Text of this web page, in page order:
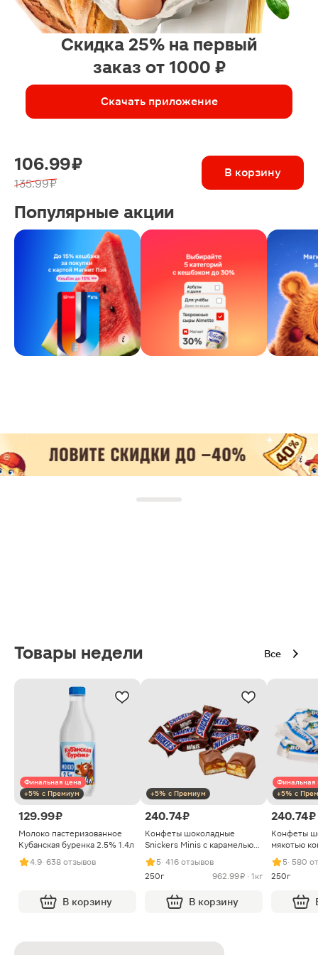
Скидка 25% на первый
заказ от 1000 ₽
Скачать приложение
106.99 ₽
135.99 ₽
В корзину
Популярные акции
Товары недели Все
Финальная цена
+5% с Премиум
129.99 ₽
Молоко пастеризованное
Кубанская буренка 2.5% 1.4л
4.9· 638 отзывов
В корзину
+5% с Премиум
240.74 ₽
Конфеты шоколадные
Snickers Minis с карамелью
арахисом и нугой
5· 416 отзывов
250г
962.99 ₽ · 1кг
В корзину
Финальная
+5% с
240.74 ₽
Конфеты
мякотью
5· 580
250г